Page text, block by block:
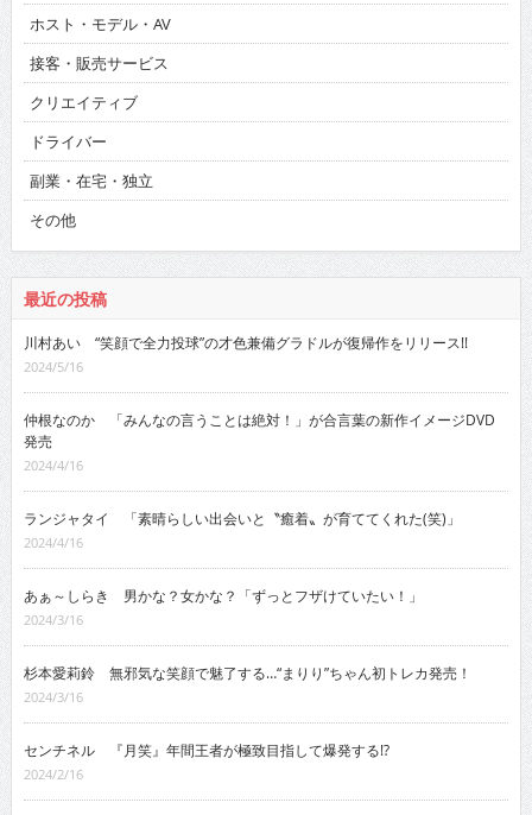
ホスト・モデル・AV
接客・販売サービス
クリエイティブ
ドライバー
副業・在宅・独立
その他
最近の投稿
川村あい “笑顔で全力投球”の才色兼備グラドルが復帰作をリリース!!
2024/5/16
仲根なのか 「みんなの言うことは絶対！」が合言葉の新作イメージDVD
発売
2024/4/16
ランジャタイ 「素晴らしい出会いと〝癒着〟が育ててくれた(笑)」
2024/4/16
あぁ～しらき 男かな？女かな？「ずっとフザけていたい！」
2024/3/16
杉本愛莉鈴 無邪気な笑顔で魅了する…“まりり”ちゃん初トレカ発売！
2024/3/16
センチネル 『月笑』年間王者が極致目指して爆発する!?
2024/2/16